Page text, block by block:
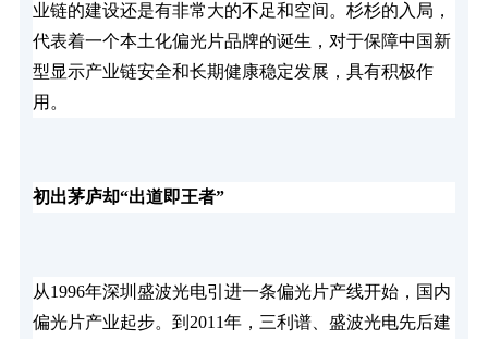
业链的建设还是有非常大的不足和空间。杉杉的入局，
代表着一个本土化偏光片品牌的诞生，对于保障中国新
型显示产业链安全和长期健康稳定发展，具有积极作
用。
初出茅庐却“出道即王者”
从1996年深圳盛波光电引进一条偏光片产线开始，国内
偏光片产业起步。到2011年，三利谱、盛波光电先后建